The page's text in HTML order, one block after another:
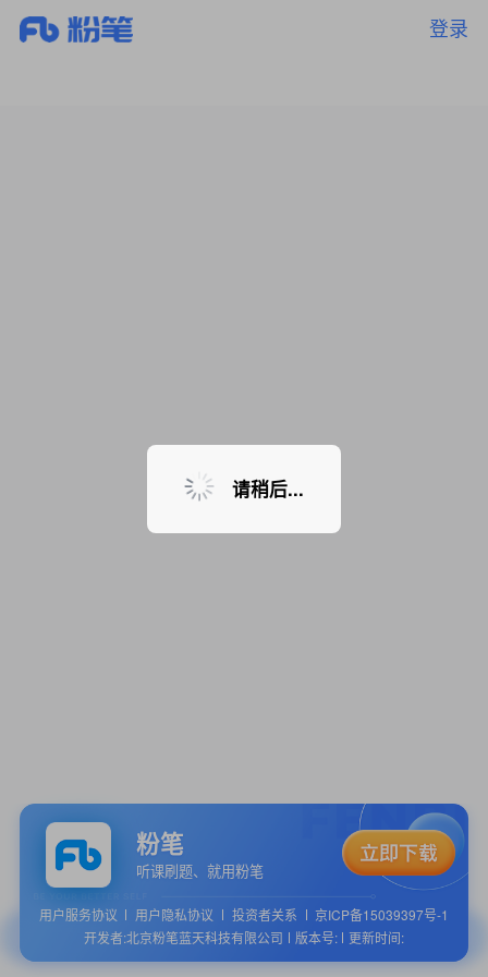
登录
暂无课程，敬请期待
粉笔
听课刷题、就用粉笔
用户服务协议 用户隐私协议 投资者关系
京ICP备15039397号-1
开发者:北京粉笔蓝天科技有限公司
版本号: 更新时间:
请稍后...